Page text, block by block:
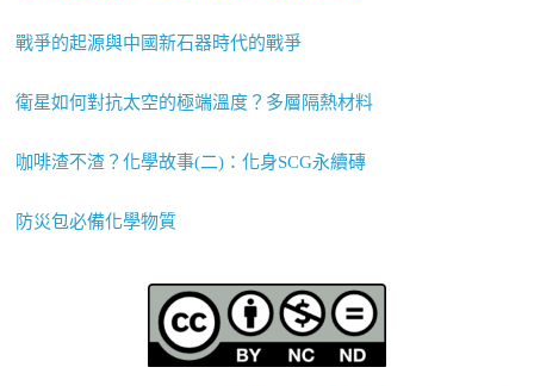
戰爭的起源與中國新石器時代的戰爭
衛星如何對抗太空的極端溫度？多層隔熱材料
咖啡渣不渣？化學故事(二)：化身SCG永續磚
防災包必備化學物質